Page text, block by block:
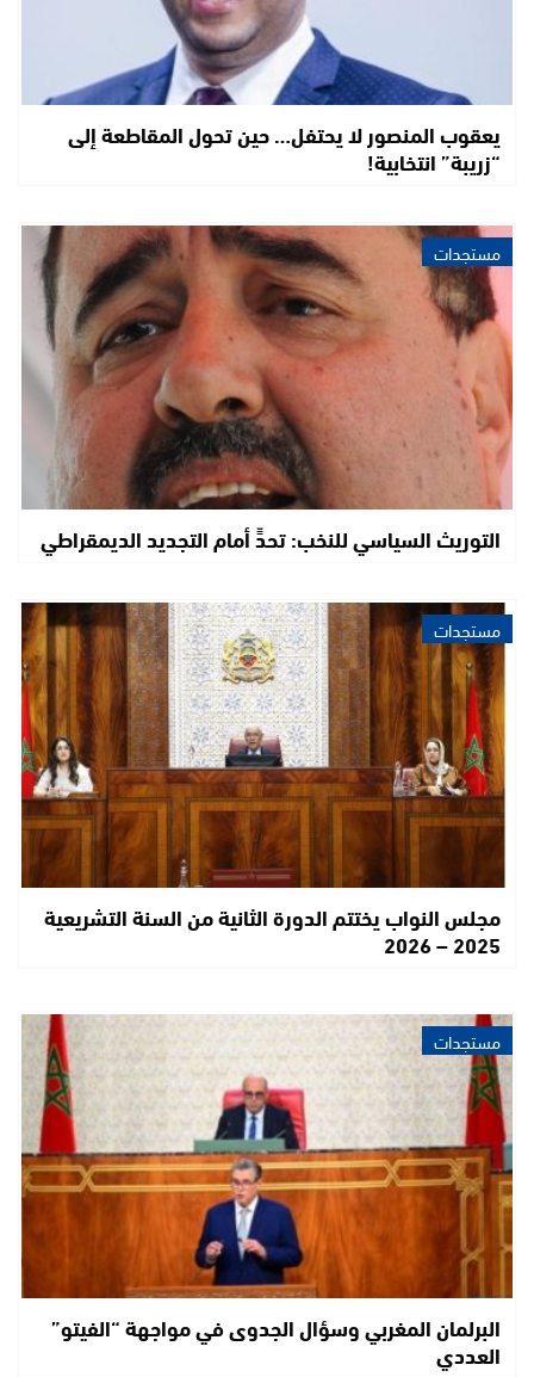
يعقوب المنصور لا يحتفل… حين تحول المقاطعة إلى
“زريبة” انتخابية!
مستجدات
التوريث السياسي للنخب: تحدٍّ أمام التجديد الديمقراطي
مستجدات
مجلس النواب يختتم الدورة الثانية من السنة التشريعية
2025 – 2026
مستجدات
البرلمان المغربي وسؤال الجدوى في مواجهة “الفيتو”
العددي